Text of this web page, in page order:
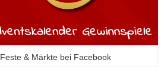
Feste & Märkte bei Facebook